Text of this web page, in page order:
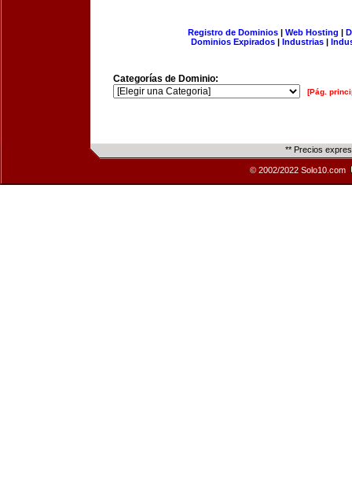
Registro de Dominios| Web Hosting |
Dominios Expirados | Industrias |
Categorías de Dominio:
[Pág.
** Precios
© 2002/2022 Solo10.com